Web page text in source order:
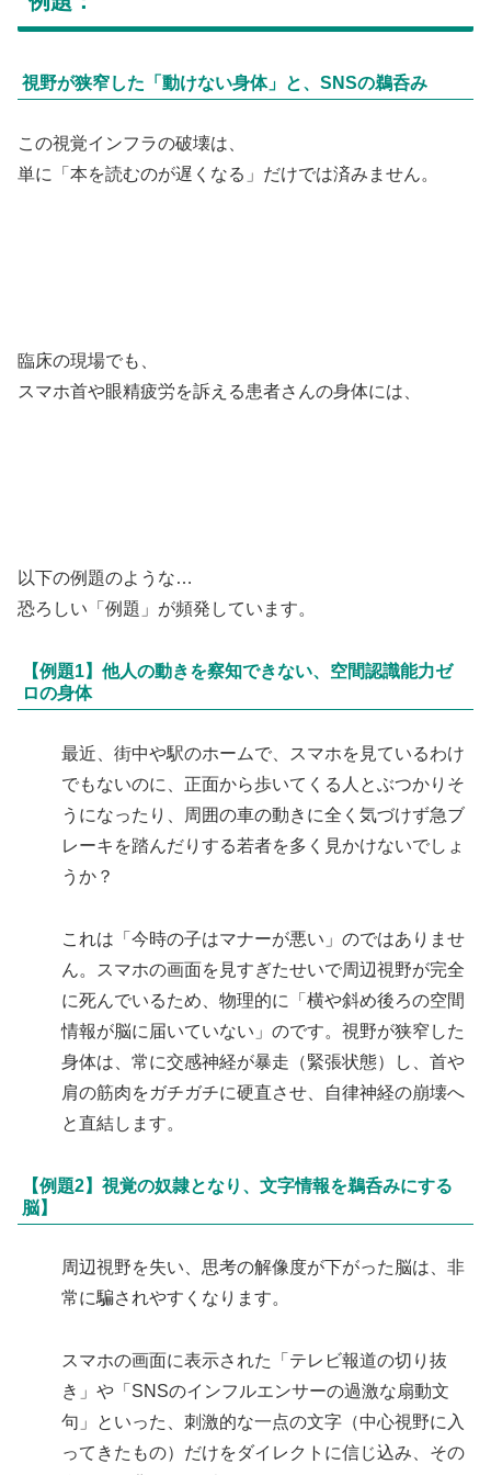
視野が狭窄した「動けない身体」と、SNSの鵜呑み
この視覚インフラの破壊は、
単に「本を読むのが遅くなる」だけでは済みません。
臨床の現場でも、
スマホ首や眼精疲労を訴える患者さんの身体には、
以下の例題のような…
恐ろしい「例題」が頻発しています。
【例題1】他人の動きを察知できない、空間認識能力ゼ
ロの身体
最近、街中や駅のホームで、スマホを見ているわけ
でもないのに、正面から歩いてくる人とぶつかりそ
うになったり、周囲の車の動きに全く気づけず急ブ
レーキを踏んだりする若者を多く見かけないでしょ
うか？
これは「今時の子はマナーが悪い」のではありませ
ん。スマホの画面を見すぎたせいで周辺視野が完全
に死んでいるため、物理的に「横や斜め後ろの空間
情報が脳に届いていない」のです。視野が狭窄した
身体は、常に交感神経が暴走（緊張状態）し、首や
肩の筋肉をガチガチに硬直させ、自律神経の崩壊へ
と直結します。
【例題2】視覚の奴隷となり、文字情報を鵜呑みにする
脳】
周辺視野を失い、思考の解像度が下がった脳は、非
常に騙されやすくなります。
スマホの画面に表示された「テレビ報道の切り抜
き」や「SNSのインフルエンサーの過激な扇動文
句」といった、刺激的な一点の文字（中心視野に入
ってきたもの）だけをダイレクトに信じ込み、その